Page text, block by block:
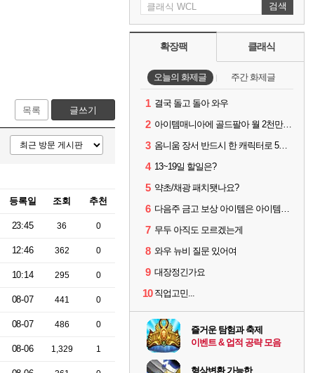
목록 글쓰기
등록일 조회 추천
23:45 36 0
12:46 362 0
10:14 295 0
08-07 441 0
08-07 486 0
08-06 1,329 1
검색
확장팩 클래식
오늘의 화제글 주간 화제글
1 결국 돌고 돌아 와우
2 아이템매니아에 골드팔아 월 2천만원 넘게 버는 인간 있던데
3 옴니움 장서 반드시 한 캐릭터로 5단계까지 밀어야 하나요?
4 13~19일 할일은?
5 약초/채광 패치됏나요?
6 다음주 금고 보상 아이템은 아이템강화 안되나요?
7 무두 아직도 모르겠는게
8 와우 뉴비 질문 있어여
9 대장정긴가요
10 직업고민...
즐거운 탐험과 축제
이벤트 & 업적 공략 모음
형상변환 가능한